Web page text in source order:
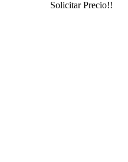
Solicitar Precio!!